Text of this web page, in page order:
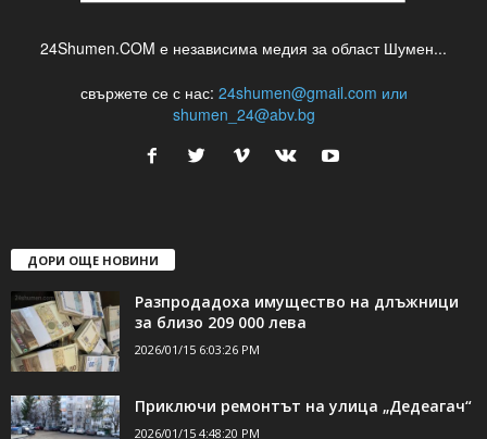
24Shumen.COM е независима медия за област Шумен...
свържете се с нас: 24shumen@gmail.com или
shumen_24@abv.bg
ДОРИ ОЩЕ НОВИНИ
Разпродадоха имущество на длъжници
за близо 209 000 лева
2026/01/15 6:03:26 PM
Приключи ремонтът на улица „Дедеагач“
2026/01/15 4:48:20 PM